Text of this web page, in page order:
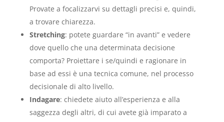
Provate a focalizzarvi su dettagli precisi e, quindi,
a trovare chiarezza.
Stretching: potete guardare “in avanti” e vedere
dove quello che una determinata decisione
comporta? Proiettare i se/quindi e ragionare in
base ad essi è una tecnica comune, nel processo
decisionale di alto livello.
Indagare: chiedete aiuto all’esperienza e alla
saggezza degli altri, di cui avete già imparato a